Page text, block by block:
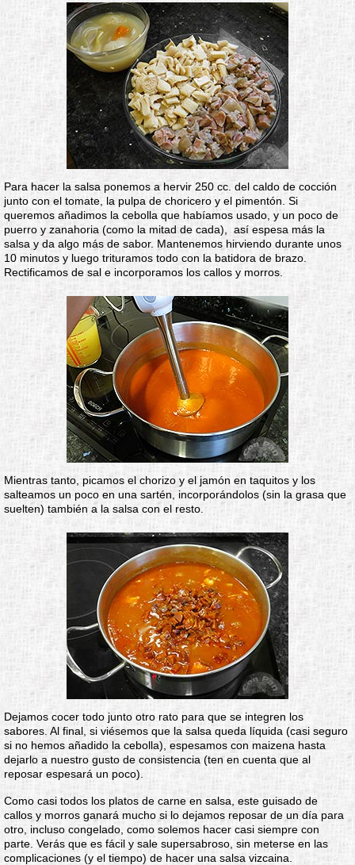
Para hacer la salsa ponemos a hervir 250 cc. del caldo de cocción
junto con el tomate, la pulpa de choricero y el pimentón. Si
queremos añadimos la cebolla que habíamos usado, y un poco de
puerro y zanahoria (como la mitad de cada), así espesa más la
salsa y da algo más de sabor. Mantenemos hirviendo durante unos
10 minutos y luego trituramos todo con la batidora de brazo.
Rectificamos de sal e incorporamos los callos y morros.
Mientras tanto, picamos el chorizo y el jamón en taquitos y los
salteamos un poco en una sartén, incorporándolos (sin la grasa que
suelten) también a la salsa con el resto.
Dejamos cocer todo junto otro rato para que se integren los
sabores. Al final, si viésemos que la salsa queda líquida (casi seguro
si no hemos añadido la cebolla), espesamos con maizena hasta
dejarlo a nuestro gusto de consistencia (ten en cuenta que al
reposar espesará un poco).
Como casi todos los platos de carne en salsa, este guisado de
callos y morros ganará mucho si lo dejamos reposar de un día para
otro, incluso congelado, como solemos hacer casi siempre con
parte. Verás que es fácil y sale supersabroso, sin meterse en las
complicaciones (y el tiempo) de hacer una salsa vizcaina.